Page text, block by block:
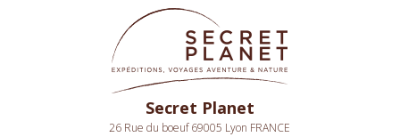
Secret Planet
26 Rue du boeuf 69005 Lyon FRANCE